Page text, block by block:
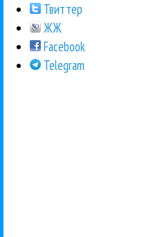
Твиттер
ЖЖ
Facebook
Telegram